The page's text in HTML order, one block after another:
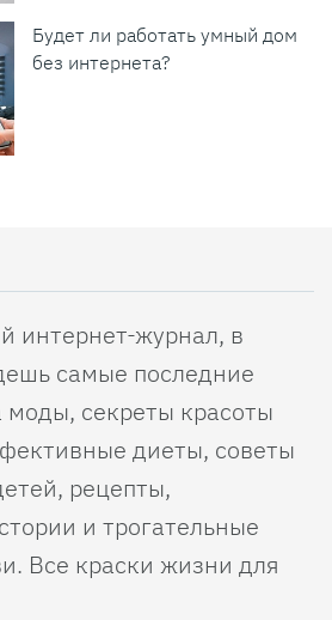
Будет ли работать умный дом
без интернета?
интернет-журнал, в
самые последние
моды, секреты красоты
диеты, советы
рецепты,
и трогательные
Все краски жизни для